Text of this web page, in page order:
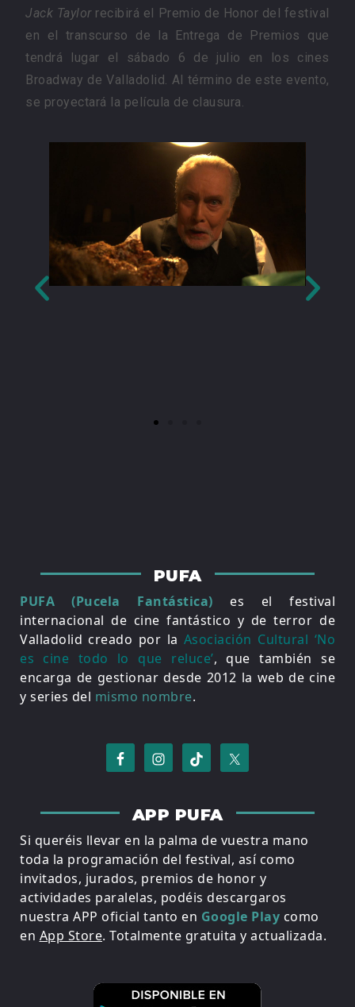
Jack Taylorrecibirá el Premio de Honor del festival
en el transcurso de la Entrega de Premios que
tendrá lugar el sábado 6 de julio en los cines
Broadway de Valladolid. Al término de este evento,
se proyectará la película de clausura.
PUFA
PUFA (Pucela Fantástica) es el festival
internacional de cine fantástico y de terror de
Valladolid creado por la Asociación Cultural ‘No
es cine todo lo que reluce’, que también se
encarga de gestionar desde 2012 la web de cine
y series del mismo nombre.
APP PUFA
Si queréis llevar en la palma de vuestra mano
toda la programación del festival, así como
invitados, jurados, premios de honor y
actividades paralelas, podéis descargaros
nuestra APP oficial tanto en Google Play como
en App Store. Totalmente gratuita y actualizada.